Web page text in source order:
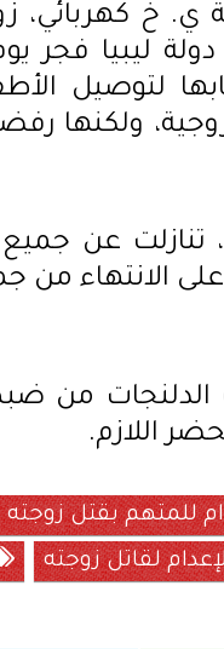
ي. خ كهربائي،
ليبيا فجر
لتوصيل
ولكنها
تنازلت عن
الانتهاء من
من
اللازم.
للمتهم بقتل زوجته
لقاتل زوجته